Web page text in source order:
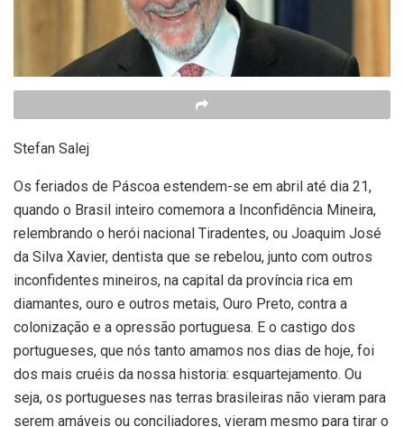
Stefan Salej
Os feriados de Páscoa estendem-se em abril até dia 21,
quando o Brasil inteiro comemora a Inconfidência Mineira,
relembrando o herói nacional Tiradentes, ou Joaquim José
da Silva Xavier, dentista que se rebelou, junto com outros
inconfidentes mineiros, na capital da província rica em
diamantes, ouro e outros metais, Ouro Preto, contra a
colonização e a opressão portuguesa. E o castigo dos
portugueses, que nós tanto amamos nos dias de hoje, foi
dos mais cruéis da nossa historia: esquartejamento. Ou
seja, os portugueses nas terras brasileiras não vieram para
serem amáveis ou conciliadores, vieram mesmo para tirar o